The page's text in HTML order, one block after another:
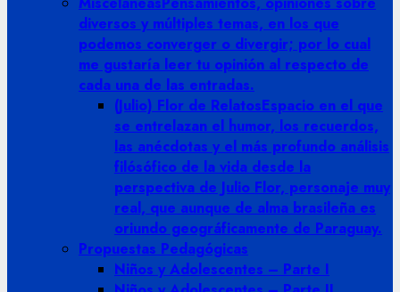
diversos y múltiples temas, en los que
podemos converger o divergir; por lo cual
me gustaría leer tu opinión al respecto de
cada una de las entradas.
(Julio) Flor de RelatosEspacio en el que
se entrelazan el humor, los recuerdos,
las anécdotas y el más profundo análisis
filósófico de la vida desde la
perspectiva de Julio Flor, personaje muy
real, que aunque de alma brasileña es
oriundo geográficamente de Paraguay.
Propuestas Pedagógicas
Niños y Adolescentes – Parte I